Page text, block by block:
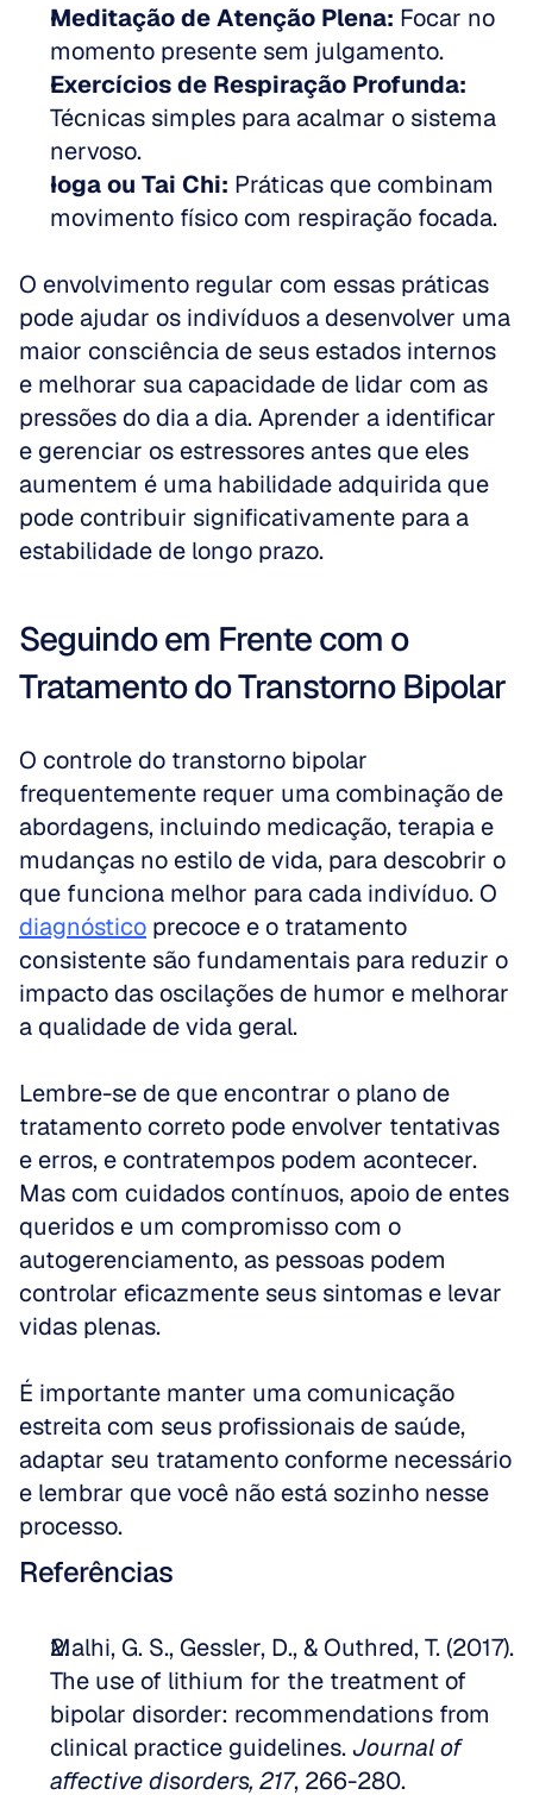
Meditação de Atenção Plena: Focar no
momento presente sem julgamento.
Exercícios de Respiração Profunda:
Técnicas simples para acalmar o sistema
nervoso.
Ioga ou Tai Chi: Práticas que combinam
movimento físico com respiração focada.
O envolvimento regular com essas práticas
pode ajudar os indivíduos a desenvolver uma
maior consciência de seus estados internos
e melhorar sua capacidade de lidar com as
pressões do dia a dia. Aprender a identificar
e gerenciar os estressores antes que eles
aumentem é uma habilidade adquirida que
pode contribuir significativamente para a
estabilidade de longo prazo.
Seguindo em Frente com o
Tratamento do Transtorno Bipolar
O controle do transtorno bipolar
frequentemente requer uma combinação de
abordagens, incluindo medicação, terapia e
mudanças no estilo de vida, para descobrir o
diagnóstico precoce e o tratamento
consistente são fundamentais para reduzir o
impacto das oscilações de humor e melhorar
a qualidade de vida geral.
Lembre-se de que encontrar o plano de
tratamento correto pode envolver tentativas
e erros, e contratempos podem acontecer.
Mas com cuidados contínuos, apoio de entes
queridos e um compromisso com o
autogerenciamento, as pessoas podem
controlar eficazmente seus sintomas e levar
vidas plenas.
É importante manter uma comunicação
estreita com seus profissionais de saúde,
adaptar seu tratamento conforme necessário
e lembrar que você não está sozinho nesse
processo.
Referências
Malhi, G. S., Gessler, D., & Outhred, T. (2017).
The use of lithium for the treatment of
bipolar disorder: recommendations from
clinical practice guidelines. Journal of
affective disorders, 217